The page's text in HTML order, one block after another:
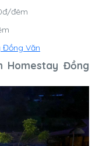
đêm
Văn
Homestay Đồng